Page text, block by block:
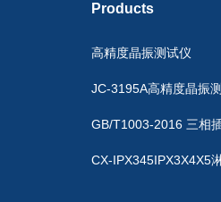
Products
高精度晶振测试仪
JC-3195A高精度晶振
GB/T1003-2016 三相
CX-IPX345IPX3X4X5